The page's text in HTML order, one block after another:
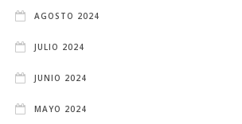
AGOSTO 2024
JULIO 2024
JUNIO 2024
MAYO 2024